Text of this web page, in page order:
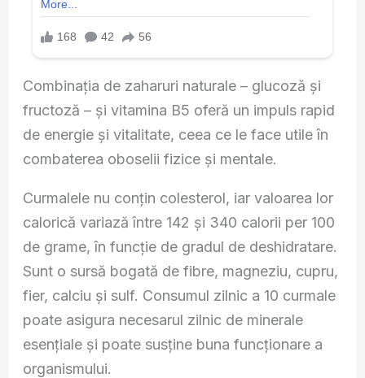
Combinația de zaharuri naturale – glucoză și
fructoză – și vitamina B5 oferă un impuls rapid
de energie și vitalitate, ceea ce le face utile în
combaterea oboselii fizice și mentale.
Curmalele nu conțin colesterol, iar valoarea lor
calorică variază între 142 și 340 calorii per 100
de grame, în funcție de gradul de deshidratare.
Sunt o sursă bogată de fibre, magneziu, cupru,
fier, calciu și sulf. Consumul zilnic a 10 curmale
poate asigura necesarul zilnic de minerale
esențiale și poate susține buna funcționare a
organismului.